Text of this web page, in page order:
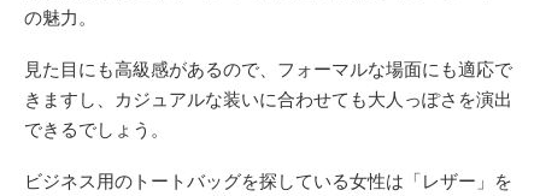
の魅力。
見た目にも高級感があるので、フォーマルな場面にも適応で
きますし、カジュアルな装いに合わせても大人っぽさを演出
できるでしょう。
ビジネス用のトートバッグを探している女性は「レザー」を